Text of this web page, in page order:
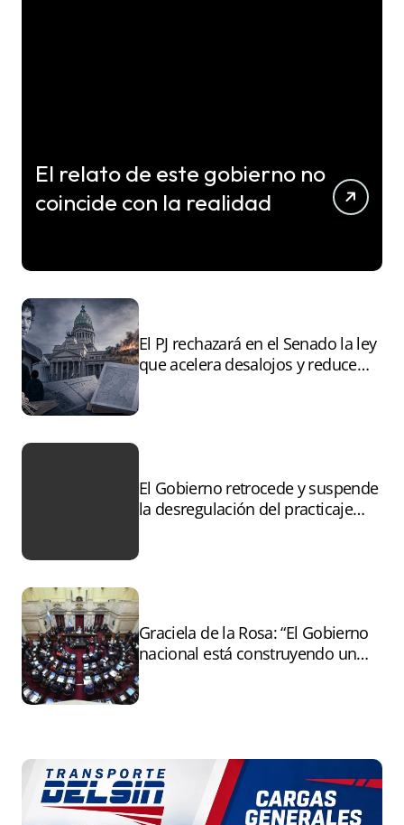
El relato de este gobierno no
coincide con la realidad
El PJ rechazará en el Senado la ley
que acelera desalojos y reduce
El Gobierno retrocede y suspende
la desregulación del practicaje
Graciela de la Rosa: “El Gobierno
nacional está construyendo un